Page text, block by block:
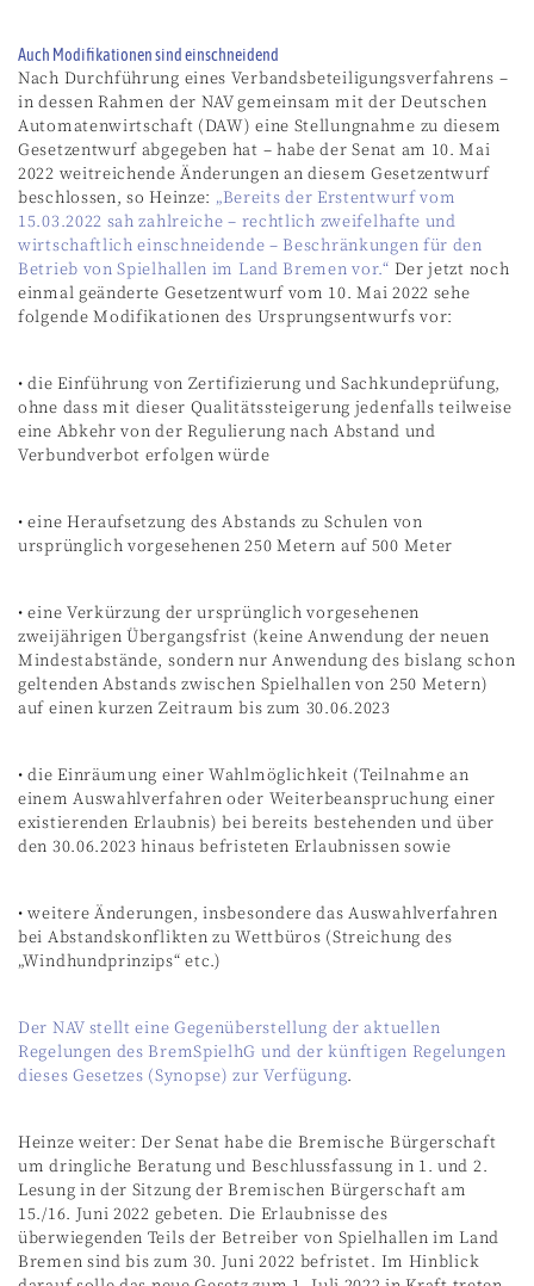
Auch Modifikationen sind einschneidend
Nach Durchführung eines Verbandsbeteiligungsverfahrens –
in dessen Rahmen der NAV gemeinsam mit der Deutschen
Automatenwirtschaft (DAW) eine Stellungnahme zu diesem
Gesetzentwurf abgegeben hat – habe der Senat am 10. Mai
2022 weitreichende Änderungen an diesem Gesetzentwurf
beschlossen, so Heinze: „Bereits der Erstentwurf vom
15.03.2022 sah zahlreiche – rechtlich zweifelhafte und
wirtschaftlich einschneidende – Beschränkungen für den
Betrieb von Spielhallen im Land Bremen vor.“ Der jetzt noch
einmal geänderte Gesetzentwurf vom 10. Mai 2022 sehe
folgende Modifikationen des Ursprungsentwurfs vor:
• die Einführung von Zertifizierung und Sachkundeprüfung,
ohne dass mit dieser Qualitätssteigerung jedenfalls teilweise
eine Abkehr von der Regulierung nach Abstand und
Verbundverbot erfolgen würde
• eine Heraufsetzung des Abstands zu Schulen von
ursprünglich vorgesehenen 250 Metern auf 500 Meter
• eine Verkürzung der ursprünglich vorgesehenen
zweijährigen Übergangsfrist (keine Anwendung der neuen
Mindestabstände, sondern nur Anwendung des bislang schon
geltenden Abstands zwischen Spielhallen von 250 Metern)
auf einen kurzen Zeitraum bis zum 30.06.2023
• die Einräumung einer Wahlmöglichkeit (Teilnahme an
einem Auswahlverfahren oder Weiterbeanspruchung einer
existierenden Erlaubnis) bei bereits bestehenden und über
den 30.06.2023 hinaus befristeten Erlaubnissen sowie
• weitere Änderungen, insbesondere das Auswahlverfahren
bei Abstandskonflikten zu Wettbüros (Streichung des
„Windhundprinzips“ etc.)
Der NAV stellt eine Gegenüberstellung der aktuellen
Regelungen des BremSpielhG und der künftigen Regelungen
dieses Gesetzes (Synopse) zur Verfügung.
Heinze weiter: Der Senat habe die Bremische Bürgerschaft
um dringliche Beratung und Beschlussfassung in 1. und 2.
Lesung in der Sitzung der Bremischen Bürgerschaft am
15./16. Juni 2022 gebeten. Die Erlaubnisse des
überwiegenden Teils der Betreiber von Spielhallen im Land
Bremen sind bis zum 30. Juni 2022 befristet. Im Hinblick